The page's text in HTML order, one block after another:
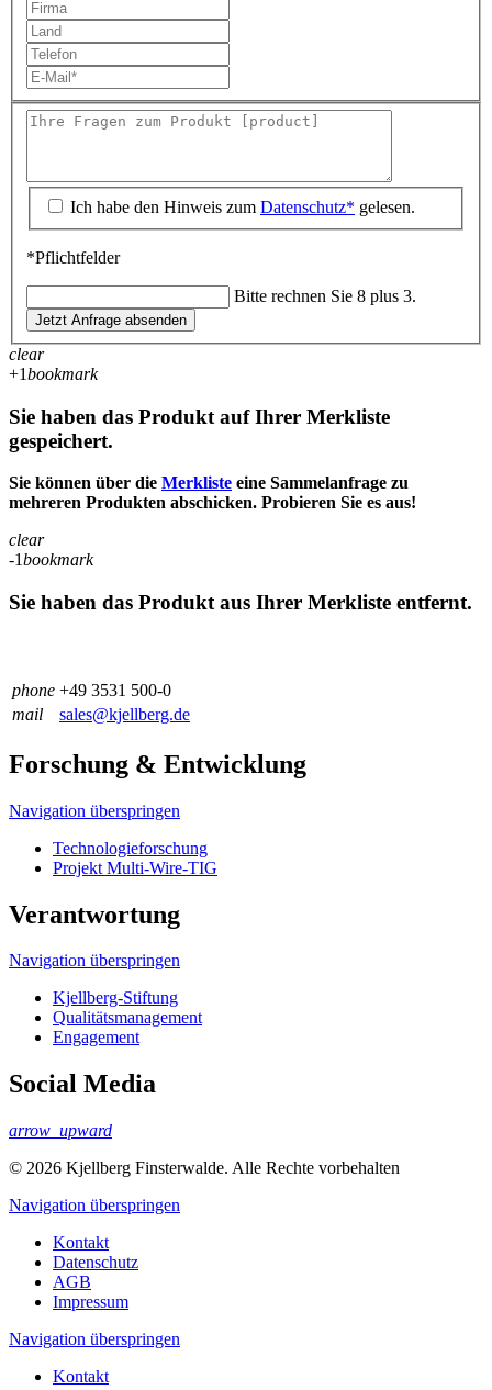
Ich habe den Hinweis zum Datenschutz* gelesen.
*Pflichtfelder
Bitte rechnen Sie 8 plus 3.
Jetzt Anfrage absenden
clear
+1bookmark
Sie haben das Produkt auf Ihrer Merkliste
gespeichert.
Sie können über die Merkliste eine Sammelanfrage zu
mehreren Produkten abschicken. Probieren Sie es aus!
clear
-1bookmark
Sie haben das Produkt aus Ihrer Merkliste entfernt.
phone +49 3531 500-0
mail
sales@kjellberg.de
Forschung & Entwicklung
Navigation überspringen
Technologieforschung
Projekt Multi-Wire-TIG
Verantwortung
Navigation überspringen
Kjellberg-Stiftung
Qualitäts­management
Engagement
Social Media
arrow_upward
© 2026 Kjellberg Finsterwalde. Alle Rechte vorbehalten
Navigation überspringen
Kontakt
Datenschutz
AGB
Impressum
Navigation überspringen
Kontakt